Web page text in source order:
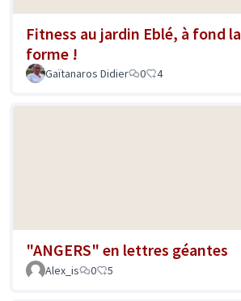
Fitness au jardin Eblé, à fond la
forme !
Gaïtanaros Didier 0 4
"ANGERS" en lettres géantes
Alex_is
0 5